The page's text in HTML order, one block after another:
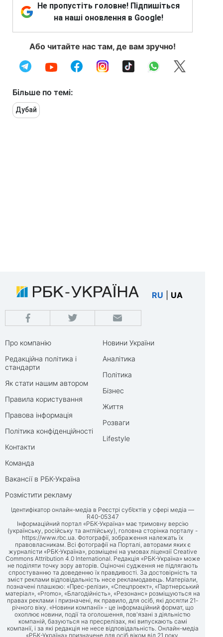
Не пропустіть головне! Підпишіться
на наші оновлення в Google!
Або читайте нас там, де вам зручно!
Більше по темі:
Дубай
RU UA
Про компанію
Редакційна політика і
стандарти
Як стати нашим автором
Правила користування
Правова інформація
Політика конфіденційності
Контакти
Команда
Вакансії в РБК-Україна
Розмістити рекламу
Новини України
Аналітика
Політика
Бізнес
Життя
Розваги
Lifestyle
Ідентифікатор онлайн-медіа в Реєстрі суб’єктів у сфері медіа —
R40-05347
Інформаційний портал «РБК-Україна» має тримовну версію
(українську, російську та англійську), головна сторінка порталу -
https://www.rbc.ua . Фотографії, зображення належать їх
правовласникам. Всі фотографії на Порталі, авторами яких є
журналісти «РБК-Україна», розміщені на умовах ліцензії Creative
Commons Attribution 4.0 International. Редакція «РБК-Україна» може
не поділяти точку зору авторів. Оціночні судження не підлягають
спростуванню та доведенню їх правдивості. За достовірність та
зміст реклами відповідальність несе рекламодавець. Матеріали,
позначені плашкою: «Прес-релізи», «Спецпроект», «Партнерський
матеріал», «Promo», «Благодійність», «Резонанс» розміщуються на
правах реклами і призначені, як правило, для осіб, які досягли 21-
річного віку. «Новини компанії» - це інформаційний формат, що
охоплює новини, події та оголошення, пов'язані з діяльністю
компаній, базуються на пресрелізах, які випускають самі
компанії, і за які редакція не несе відповідальність. Онлайн-медіа
«РБК-Україна» призначене для осіб віком від 21 року.